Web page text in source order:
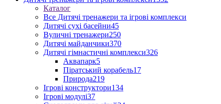
Каталог
Все Дитячі тренажери та ігрові комплекси
Дитячі сухі басейни45
Вуличні тренажери250
Дитячі майданчики370
Дитячі гімнастичні комплекси326
Аквапарк5
Піратський корабель17
Природа219
Ігрові конструктори134
Ігрові модулі37